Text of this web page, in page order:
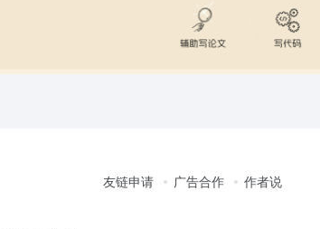
友链申请 广告合作 作者说